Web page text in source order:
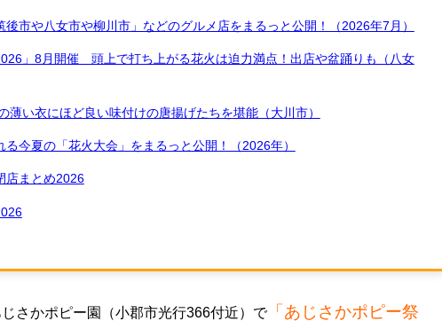
市や八女市や柳川市」などのグルメ店をまるっと公開！（2026年7月）
」8月開催 頭上で打ち上がる花火は迫力満点！出店や盆踊りも（八女
い衣にほど良い味付けの唐揚げたちを堪能（大川市）
今夏の「花火大会」をまるっと公開！（2026年）
店まとめ2026
さかポピー園（小郡市光行366付近）で「あじさかポピー祭